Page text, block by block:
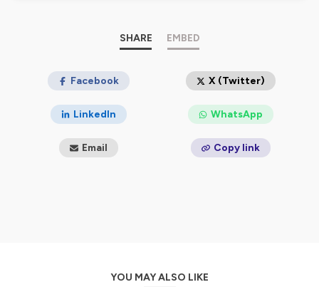
SHARE EMBED
Facebook X (Twitter)
LinkedIn WhatsApp
Email Copy link
YOU MAY ALSO LIKE